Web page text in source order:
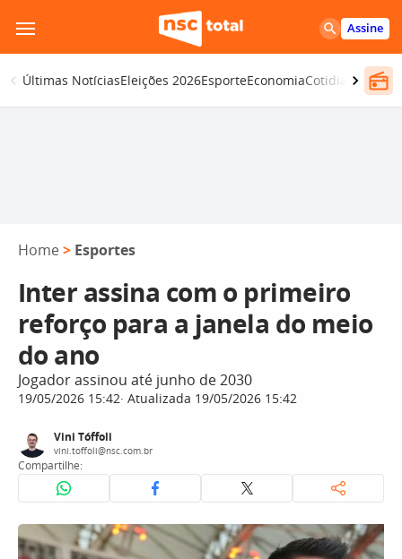
para
o
conteúdo
Assine
Últimas NotíciasEleições 2026EsporteEconomiaCotidiano
Home > Esportes
Inter assina com o primeiro
reforço para a janela do meio
do ano
Jogador assinou até junho de 2030
19/05/2026 15:42 Atualizada 19/05/2026 15:42
Vini Tóffoli
vini.toffoli@nsc.com.br
Compartilhe: